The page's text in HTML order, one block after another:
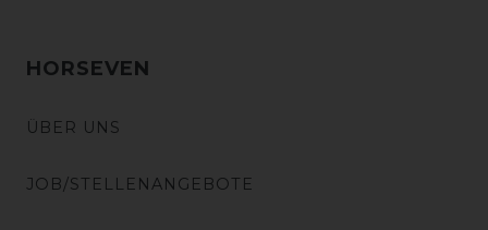
HORSEVEN
ÜBER UNS
JOB/STELLENANGEBOTE